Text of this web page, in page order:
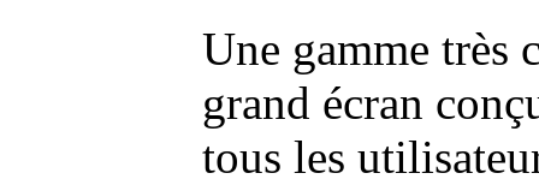
Une gamme très
grand écran
tous les